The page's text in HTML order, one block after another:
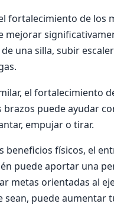
fortalecimiento de los
mejorar
una silla, subir
el fortalecimiento
brazos puede ayudar
empujar o tirar.
beneficios físicos, el
puede aportar una
metas orientadas al
sean, puede aumentar